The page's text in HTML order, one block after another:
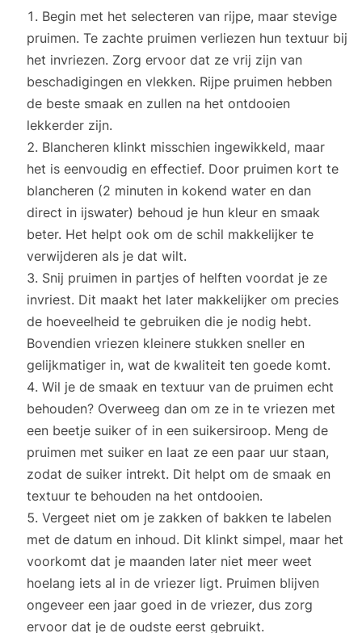
Begin met het selecteren van rijpe, maar stevige
pruimen. Te zachte pruimen verliezen hun textuur bij
het invriezen. Zorg ervoor dat ze vrij zijn van
beschadigingen en vlekken. Rijpe pruimen hebben
de beste smaak en zullen na het ontdooien
lekkerder zijn.
Blancheren klinkt misschien ingewikkeld, maar
het is eenvoudig en effectief. Door pruimen kort te
blancheren (2 minuten in kokend water en dan
direct in ijswater) behoud je hun kleur en smaak
beter. Het helpt ook om de schil makkelijker te
verwijderen als je dat wilt.
Snij pruimen in partjes of helften voordat je ze
invriest. Dit maakt het later makkelijker om precies
de hoeveelheid te gebruiken die je nodig hebt.
Bovendien vriezen kleinere stukken sneller en
gelijkmatiger in, wat de kwaliteit ten goede komt.
Wil je de smaak en textuur van de pruimen echt
behouden? Overweeg dan om ze in te vriezen met
een beetje suiker of in een suikersiroop. Meng de
pruimen met suiker en laat ze een paar uur staan,
zodat de suiker intrekt. Dit helpt om de smaak en
textuur te behouden na het ontdooien.
Vergeet niet om je zakken of bakken te labelen
met de datum en inhoud. Dit klinkt simpel, maar het
voorkomt dat je maanden later niet meer weet
hoelang iets al in de vriezer ligt. Pruimen blijven
ongeveer een jaar goed in de vriezer, dus zorg
ervoor dat je de oudste eerst gebruikt.